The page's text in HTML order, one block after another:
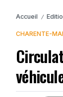
Accueil /
CHARENTE-